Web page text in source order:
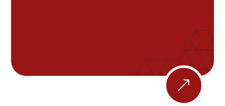
&